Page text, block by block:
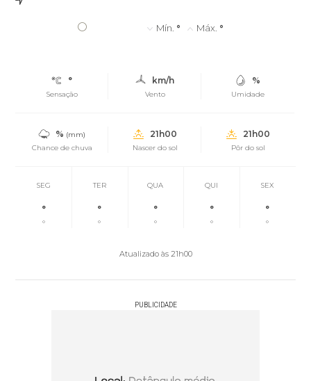
° Mín. ° Máx. °
°
Sensação
km/h
Vento
%
Umidade
% (mm)
Chance de chuva
21h00
Nascer do sol
21h00
Pôr do sol
SEG
°
°
TER
°
°
QUA
°
°
QUI
°
°
SEX
°
°
Atualizado às 21h00
PUBLICIDADE